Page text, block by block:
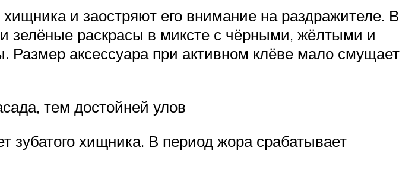
и заостряют его внимание на раздражителе. В
зелёные раскрасы в миксте с чёрными, жёлтыми и
аксессуара при активном клёве мало смущает
тем достойней улов
зубатого хищника. В период жора срабатывает